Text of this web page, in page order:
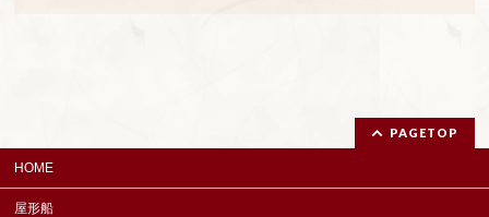
PAGETOP
HOME
屋形船